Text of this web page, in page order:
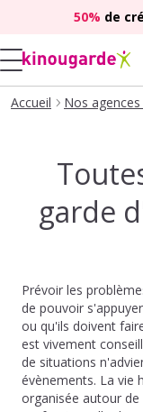
50% de
Accueil Nos
garde
Prévoir les
de pouvoir
ou qu'ils doivent
est vivement
de situations
évènements. La vie
organisée autour